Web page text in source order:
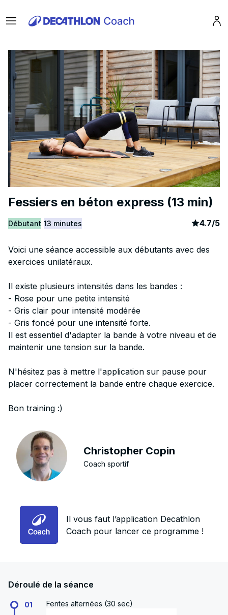
Menu
Fessiers en béton express (13 min)
Débutant 13 minutes article
4.7/5
Voici une séance accessible aux débutants avec des
exercices unilatéraux.
Il existe plusieurs intensités dans les bandes :
- Rose pour une petite intensité
- Gris clair pour intensité modérée
- Gris foncé pour une intensité forte.
Il est essentiel d'adapter la bande à votre niveau et de
maintenir une tension sur la bande.
N'hésitez pas à mettre l'application sur pause pour
placer correctement la bande entre chaque exercice.
Bon training :)
Christopher Copin
Coach sportif
Il vous faut l’application Decathlon
Coach pour lancer ce programme !
Déroulé de la séance
01 Fentes alternées (30 sec)